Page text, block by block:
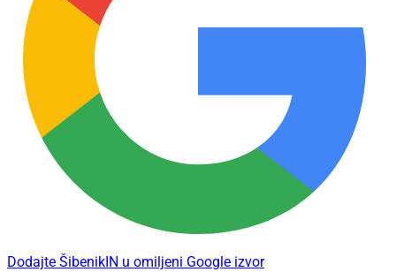
Dodajte ŠibenikIN u omiljeni Google izvor